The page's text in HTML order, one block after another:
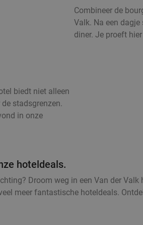
Combineer de
Valk. Na een
diner. Je proeft
biedt niet alleen
stadsgrenzen.
in onze
hoteldeals.
Droom weg in een Van der Valk
meer fantastische hoteldeals.